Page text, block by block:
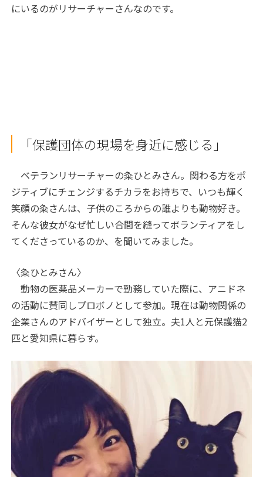
にいるのがリサーチャーさんなのです。
「保護団体の現場を身近に感じる」
ベテランリサーチャーの粂ひとみさん。関わる方をポ
ジティブにチェンジするチカラをお持ちで、いつも輝く
笑顔の粂さんは、子供のころからの誰よりも動物好き。
そんな彼女がなぜ忙しい合間を縫ってボランティアをし
てくださっているのか、を聞いてみました。
〈粂ひとみさん〉
動物の医薬品メーカーで勤務していた際に、アニドネ
の活動に賛同しプロボノとして参加。現在は動物関係の
企業さんのアドバイザーとして独立。夫1人と元保護猫2
匹と愛知県に暮らす。